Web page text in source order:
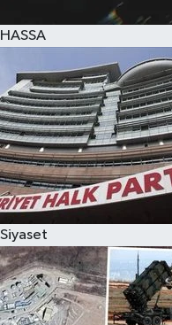
HASSA
Siyaset